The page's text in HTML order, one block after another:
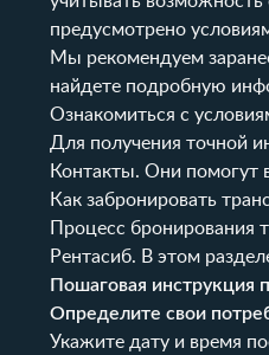
предусмотрено
Мы рекомендуем
найдете подробную
Ознакомиться с
Для получения точной
Контакты. Они помогут
Как забронировать
Процесс бронирования
Рентасиб. В этом
Пошаговая инструкция
Определите свои
Укажите дату и время